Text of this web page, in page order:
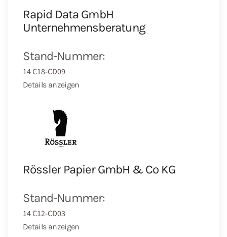
Rapid Data GmbH
Unternehmensberatung
Stand-Nummer:
14 C18-CD09
Details anzeigen
Rössler Papier GmbH & Co KG
Stand-Nummer:
14 C12-CD03
Details anzeigen